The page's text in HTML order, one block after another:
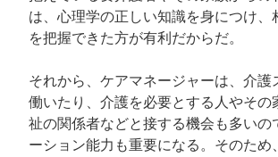
は、心理学の正しい知識を身につけ、
を把握できた方が有利だからだ。
それから、ケアマネージャーは、介護
働いたり、介護を必要とする人やその
祉の関係者などと接する機会も多いの
ーション能力も重要になる。そのため